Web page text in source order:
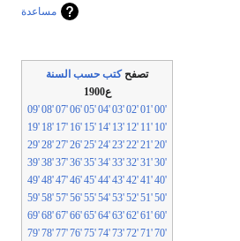
مساعدة
كتب حسب السنة
'03
'04
'05
'06
'07
'08
'09
'13
'14
'15
'16
'17
'18
'19
'23
'24
'25
'26
'27
'28
'29
'33
'34
'35
'36
'37
'38
'39
'43
'44
'45
'46
'47
'48
'49
'53
'54
'55
'56
'57
'58
'59
'63
'64
'65
'66
'67
'68
'69
'73
'74
'75
'76
'77
'78
'79